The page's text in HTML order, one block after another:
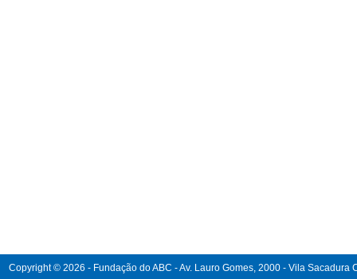
Copyright © 2026 - Fundação do ABC - Av. Lauro Gomes, 2000 - Vila